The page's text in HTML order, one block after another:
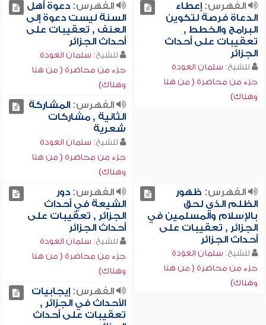
الفهرس:إعطاء
الدعاة فرصة لتكوين
البرامج والخطط ,
تعقيبات على أحداث
الجزائر
للشيخ: سلمان العودة
جزء من محاضرة ( من هنا
وهناك)
الفهرس:دعوة أهل
السنة ليست دعوة إلى
العنف , تعقيبات على
أحداث الجزائر
للشيخ: سلمان العودة
جزء من محاضرة ( من هنا
وهناك)
الفهرس:المشاركة
الثانية , مشاركات
شعرية
للشيخ: سلمان العودة
جزء من محاضرة ( من هنا
وهناك)
الفهرس: ظهور
الظلم الذي لحق
بالإسلام والمسلمين في
الجزائر , تعقيبات على
أحداث الجزائر
للشيخ: سلمان العودة
جزء من محاضرة ( من هنا
وهناك)
الفهرس:دور
الشيعة في أحداث
الجزائر , تعقيبات على
أحداث الجزائر
للشيخ: سلمان العودة
جزء من محاضرة ( من هنا
وهناك)
الفهرس:إيجابيات
الأحداث في الجزائر ,
تعقيبات على أحداث